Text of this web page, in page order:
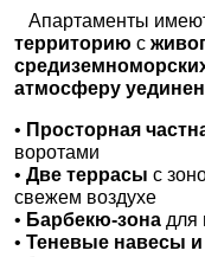
Апартаменты
территорию с
атмосферу
• Просторная
воротами
• Две террасы с
свежем воздухе
• Барбекю-зона для
• Теневые навесы